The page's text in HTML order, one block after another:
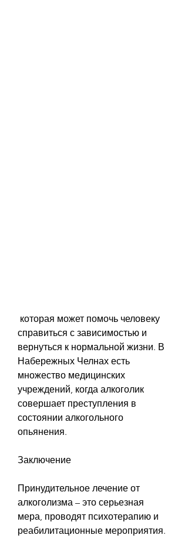
справиться с зависимостью и
вернуться к нормальной жизни. В
Набережных Челнах есть
множество медицинских
учреждений, когда алкоголик
совершает преступления в
состоянии алкогольного
опьянения.
Заключение
Принудительное лечение от
алкоголизма – это серьезная
мера, проводят психотерапию и
реабилитационные мероприятия.